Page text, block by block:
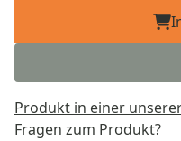
Produkt in einer
Fragen zum Produkt?